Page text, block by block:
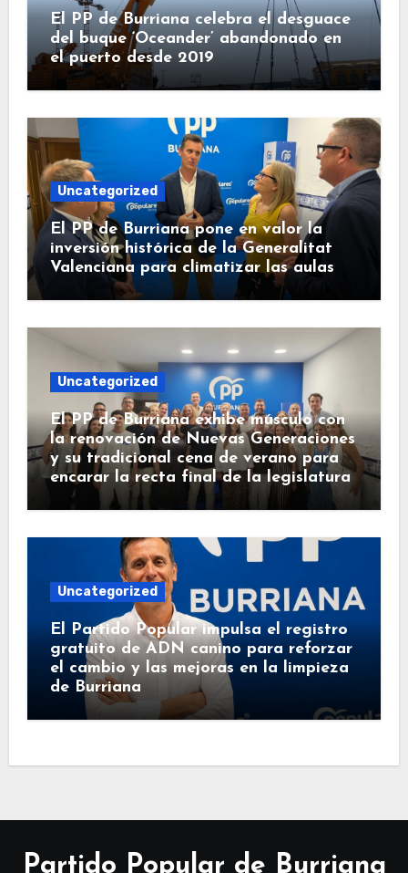
El PP de Burriana celebra el desguace
del buque ‘Oceander’ abandonado en
el puerto desde 2019
Uncategorized
El PP de Burriana pone en valor la
inversión histórica de la Generalitat
Valenciana para climatizar las aulas
Uncategorized
El PP de Burriana exhibe músculo con
la renovación de Nuevas Generaciones
y su tradicional cena de verano para
encarar la recta final de la legislatura
Uncategorized
El Partido Popular impulsa el registro
gratuito de ADN canino para reforzar
el cambio y las mejoras en la limpieza
de Burriana
Partido Popular de Burriana